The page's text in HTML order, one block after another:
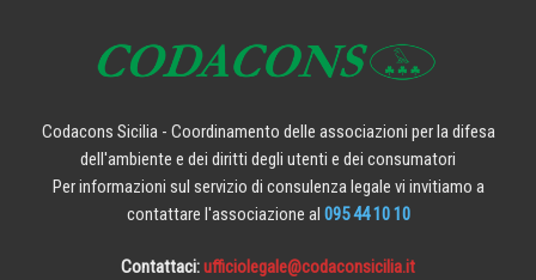
Codacons Sicilia - Coordinamento delle associazioni per la difesa
dell'ambiente e dei diritti degli utenti e dei consumatori
Per informazioni sul servizio di consulenza legale vi invitiamo a
contattare l'associazione al 095 44 10 10
Contattaci:ufficiolegale@codaconsicilia.it